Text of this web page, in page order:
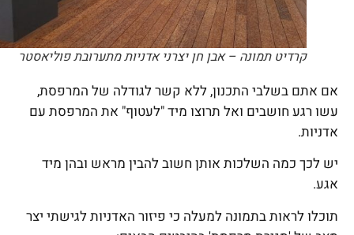
קרדיט תמונה – אבן חן יצרני אדניות מתערובת פוליאסטר
אם אתם בשלבי התכנון, ללא קשר לגודלה של המרפסת,
עשו רגע חושבים ואל תרוצו מיד "לעטוף" את המרפסת עם
אדניות.
יש לכך כמה השלכות אותן חשוב להבין מראש ובהן מיד
אגע.
תוכלו לראות בתמונה למעלה כי פיזור האדניות לגישתי יצר